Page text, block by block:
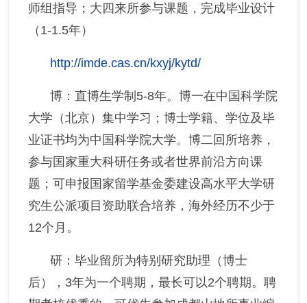
师组指导；大四来所参与课题，完成毕业设计
（1-1.5年）
http://imde.cas.cn/kxyj/kytd/
博：直博生学制5-8年。博一在中国科学院
大学（北京）集中学习；博士学籍、学位及毕
业证书均为中国科学院大学。博二回所培养，
参与国家重大科研任务或者世界前沿方向课
题；可申报国家留学基金委建设高水平大学研
究生公派项目资助联合培养，海外经历不少于
12个月。
研：毕业留所为特别研究助理（博士
后），3年为一个聘期，最长可以2个聘期。聘